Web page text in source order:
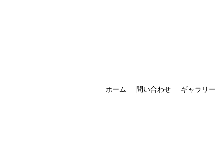
ホーム 問い合わせ ギャラリー